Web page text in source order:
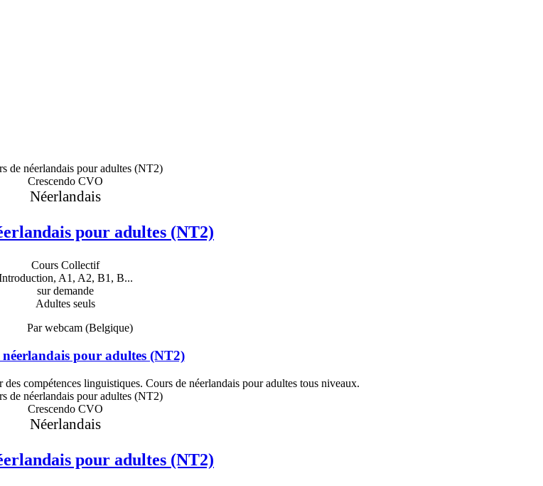
Crescendo CVO
Néerlandais
pour adultes (NT2)
Cours Collectif
A1, A2, B1, B...
sur demande
Adultes seuls
Par webcam (Belgique)
néerlandais pour adultes (NT2)
compétences linguistiques. Cours de néerlandais pour adultes tous niveaux.
Crescendo CVO
Néerlandais
pour adultes (NT2)